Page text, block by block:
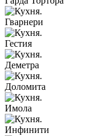
Гварнери
Гестия
Деметра
Доломита
Имола
Инфинити